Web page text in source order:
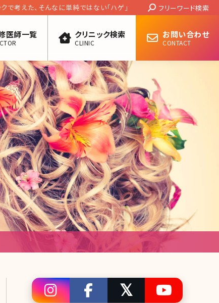
考えた、そんなに単純ではない「ハゲ」と
Search:
フリーワード検索
医師一覧 クリニック検索
CLINIC
お問い合わせ
CONTACT